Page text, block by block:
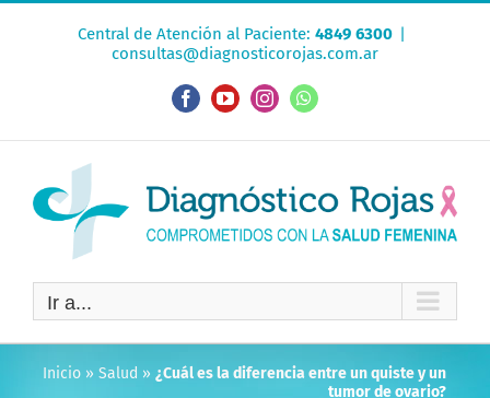
Central de Atención al Paciente: 4849 6300 |
consultas@diagnosticorojas.com.ar
FacebookYouTubeInstagramWhatsApp
Ir a...
Inicio » Salud » ¿Cuál es la diferencia entre un quiste y un
tumor de ovario?